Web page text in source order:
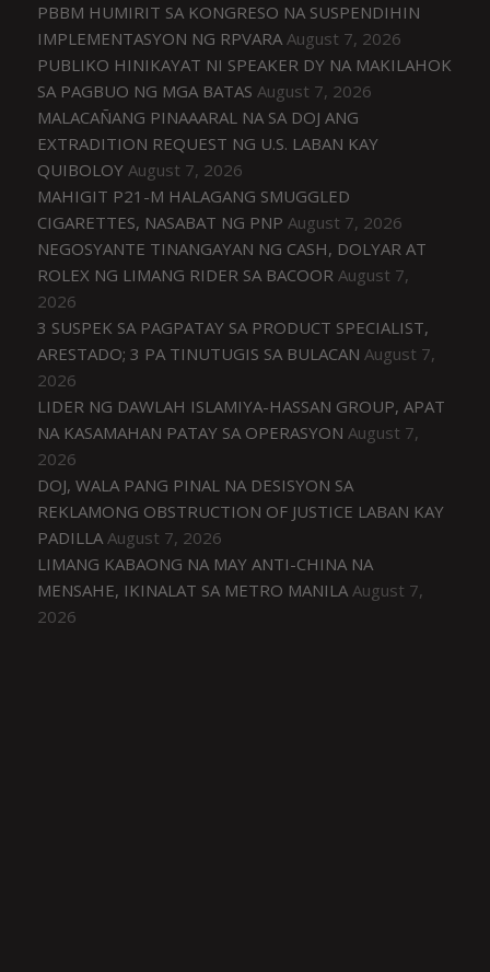
PBBM HUMIRIT SA KONGRESO NA SUSPENDIHIN
IMPLEMENTASYON NG RPVARA August 7, 2026
PUBLIKO HINIKAYAT NI SPEAKER DY NA MAKILAHOK
SA PAGBUO NG MGA BATAS August 7, 2026
MALACAÑANG PINAAARAL NA SA DOJ ANG
EXTRADITION REQUEST NG U.S. LABAN KAY
QUIBOLOY August 7, 2026
MAHIGIT P21-M HALAGANG SMUGGLED
CIGARETTES, NASABAT NG PNP August 7, 2026
NEGOSYANTE TINANGAYAN NG CASH, DOLYAR AT
ROLEX NG LIMANG RIDER SA BACOOR August 7,
2026
3 SUSPEK SA PAGPATAY SA PRODUCT SPECIALIST,
ARESTADO; 3 PA TINUTUGIS SA BULACAN August 7,
2026
LIDER NG DAWLAH ISLAMIYA-HASSAN GROUP, APAT
NA KASAMAHAN PATAY SA OPERASYON August 7,
2026
DOJ, WALA PANG PINAL NA DESISYON SA
REKLAMONG OBSTRUCTION OF JUSTICE LABAN KAY
PADILLA August 7, 2026
LIMANG KABAONG NA MAY ANTI-CHINA NA
MENSAHE, IKINALAT SA METRO MANILA August 7,
2026